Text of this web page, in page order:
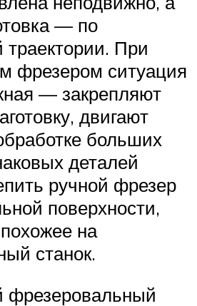
— по
траектории. При
фрезером ситуация
— закрепляют
двигают
больших
деталей
ручной фрезер
поверхности,
на
станок.